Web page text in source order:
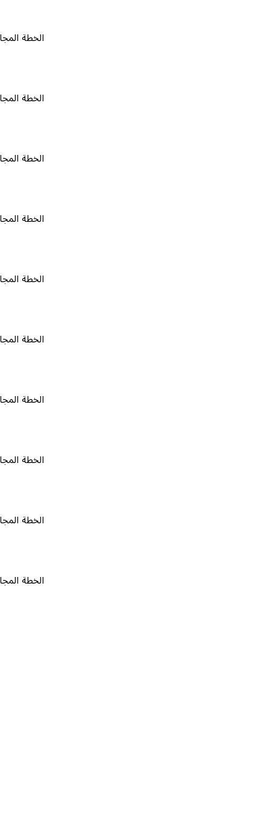
الخطة المجانية ٠
الخطة المجانية ٠
الخطة المجانية ٠
الخطة المجانية ٠
الخطة المجانية ٠
الخطة المجانية ٠
الخطة المجانية ٠
الخطة المجانية ٠
الخطة المجانية ٠
الخطة المجانية ٠